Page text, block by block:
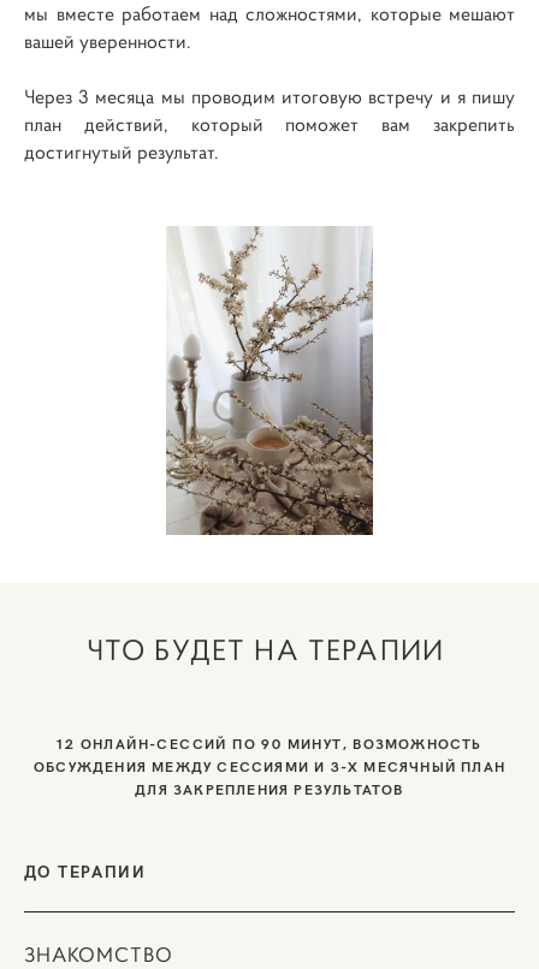
мы вместе работаем над сложностями, которые мешают
вашей уверенности.
Через 3 месяца мы проводим итоговую встречу и я пишу
план действий, который поможет вам закрепить
достигнутый результат.
ЧТО БУДЕТ НА ТЕРАПИИ
12 ОНЛАЙН-СЕССИЙ ПО 90 МИНУТ, ВОЗМОЖНОСТЬ
ОБСУЖДЕНИЯ МЕЖДУ СЕССИЯМИ И 3-Х МЕСЯЧНЫЙ ПЛАН
ДЛЯ ЗАКРЕПЛЕНИЯ РЕЗУЛЬТАТОВ
ДО ТЕРАПИИ
ЗНАКОМСТВО